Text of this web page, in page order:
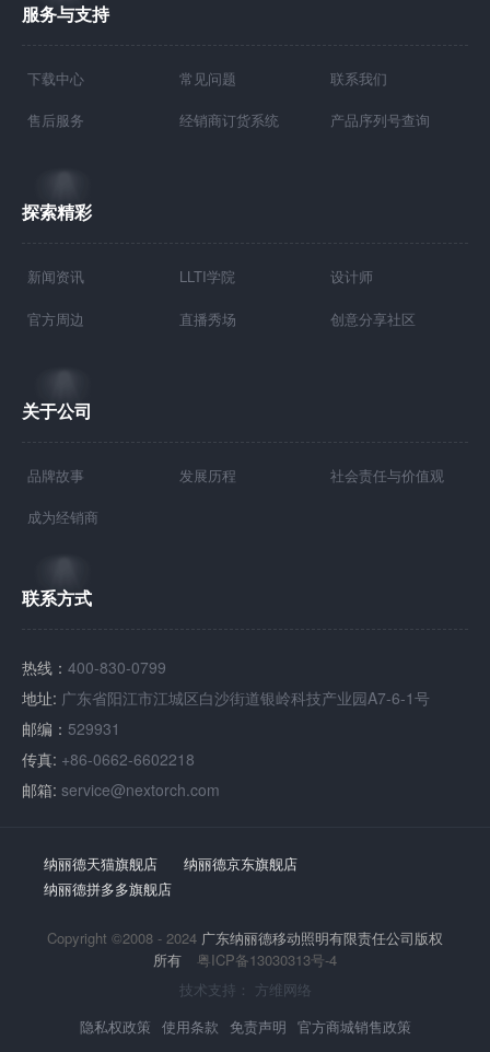
服务与支持
下载中心 常见问题 联系我们
售后服务 经销商订货系统 产品序列号查询
探索精彩
新闻资讯 LLTI学院 设计师
官方周边 直播秀场 创意分享社区
关于公司
品牌故事 发展历程 社会责任与价值观
成为经销商
联系方式
热线： 400-830-0799
地址: 广东省阳江市江城区白沙街道银岭科技产业园A7-6-1号
邮编： 529931
传真: +86-0662-6602218
邮箱: service@nextorch.com
纳丽德天猫旗舰店
纳丽德京东旗舰店
纳丽德拼多多旗舰店
Copyright ©2008 - 2024 广东纳丽德移动照明有限责任公司版权
所有
粤ICP备13030313号-4
技术支持： 方维网络
隐私权政策 使用条款 免责声明 官方商城销售政策